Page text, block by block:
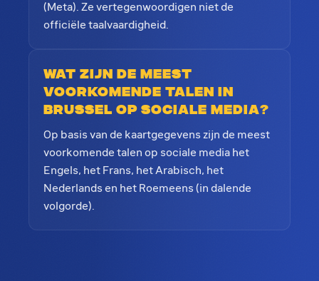
(Meta). Ze vertegenwoordigen niet de
officiële taalvaardigheid.
Wat zijn de meest
voorkomende talen in
Brussel op sociale media?
Op basis van de kaartgegevens zijn de meest
voorkomende talen op sociale media het
Engels, het Frans, het Arabisch, het
Nederlands en het Roemeens (in dalende
volgorde).